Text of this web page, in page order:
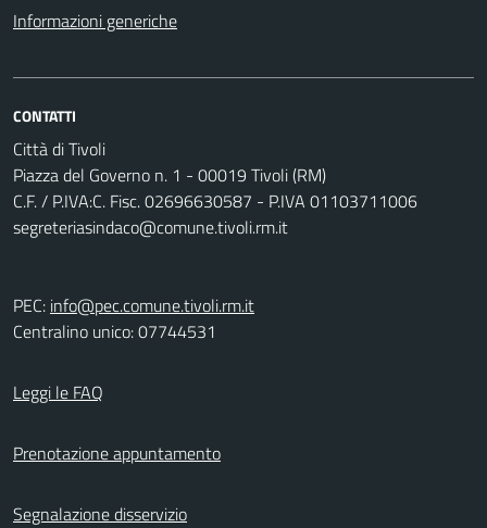
Informazioni generiche
CONTATTI
Città di Tivoli
Piazza del Governo n. 1 - 00019 Tivoli (RM)
C.F. / P.IVA:C. Fisc. 02696630587 - P.IVA 01103711006
segreteriasindaco@comune.tivoli.rm.it
PEC: info@pec.comune.tivoli.rm.it
Centralino unico: 07744531
Leggi le FAQ
Prenotazione appuntamento
Segnalazione disservizio